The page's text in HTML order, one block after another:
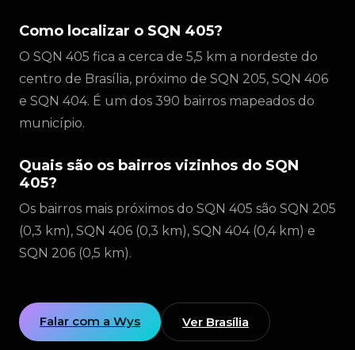
Como localizar o SQN 405?
O SQN 405 fica a cerca de 5,5 km a nordeste do
centro de Brasília, próximo de SQN 205, SQN 406
e SQN 404. É um dos 390 bairros mapeados do
município.
Quais são os bairros vizinhos do SQN
405?
Os bairros mais próximos do SQN 405 são SQN 205
(0,3 km), SQN 406 (0,3 km), SQN 404 (0,4 km) e
SQN 206 (0,5 km).
Falar com a Wys Ver Brasília